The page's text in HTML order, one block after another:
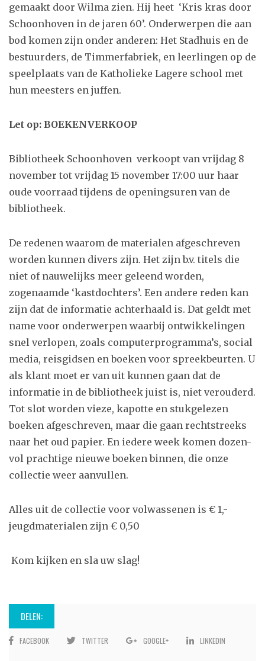
gemaakt door Wilma zien. Hij heet ‘Kris kras door
Schoonhoven in de jaren 60’. Onderwerpen die aan
bod komen zijn onder anderen: Het Stadhuis en de
bestuurders, de Timmerfabriek, en leerlingen op de
speelplaats van de Katholieke Lagere school met
hun meesters en juffen.
Let op: BOEKENVERKOOP
Bibliotheek Schoonhoven verkoopt van vrijdag 8
november tot vrijdag 15 november 17:00 uur haar
oude voorraad tijdens de openingsuren van de
bibliotheek.
De redenen waarom de materialen afgeschreven
worden kunnen divers zijn. Het zijn b.v. titels die
niet of nauwelijks meer geleend worden,
zogenaamde ‘kastdochters’. Een andere reden kan
zijn dat de informatie achterhaald is. Dat geldt met
name voor onderwerpen waarbij ontwikkelingen
snel verlopen, zoals computerprogramma’s, social
media, reisgidsen en boeken voor spreekbeurten. U
als klant moet er van uit kunnen gaan dat de
informatie in de bibliotheek juist is, niet verouderd.
Tot slot worden vieze, kapotte en stukgelezen
boeken afgeschreven, maar die gaan rechtstreeks
naar het oud papier. En iedere week komen dozen-
vol prachtige nieuwe boeken binnen, die onze
collectie weer aanvullen.
Alles uit de collectie voor volwassenen is € 1,-
jeugdmaterialen zijn € 0,50
Kom kijken en sla uw slag!
DELEN:
FACEBOOK TWITTER GOOGLE+ LINKEDIN